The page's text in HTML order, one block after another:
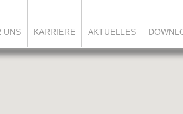
UNS KARRIERE AKTUELLES